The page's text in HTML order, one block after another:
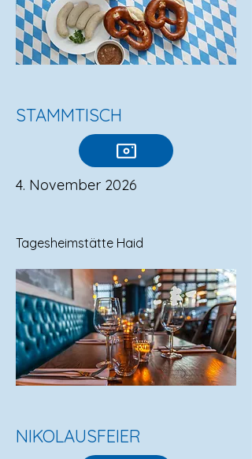
STAMMTISCH
4. November 2026
Tagesheimstätte Haid
NIKOLAUSFEIER